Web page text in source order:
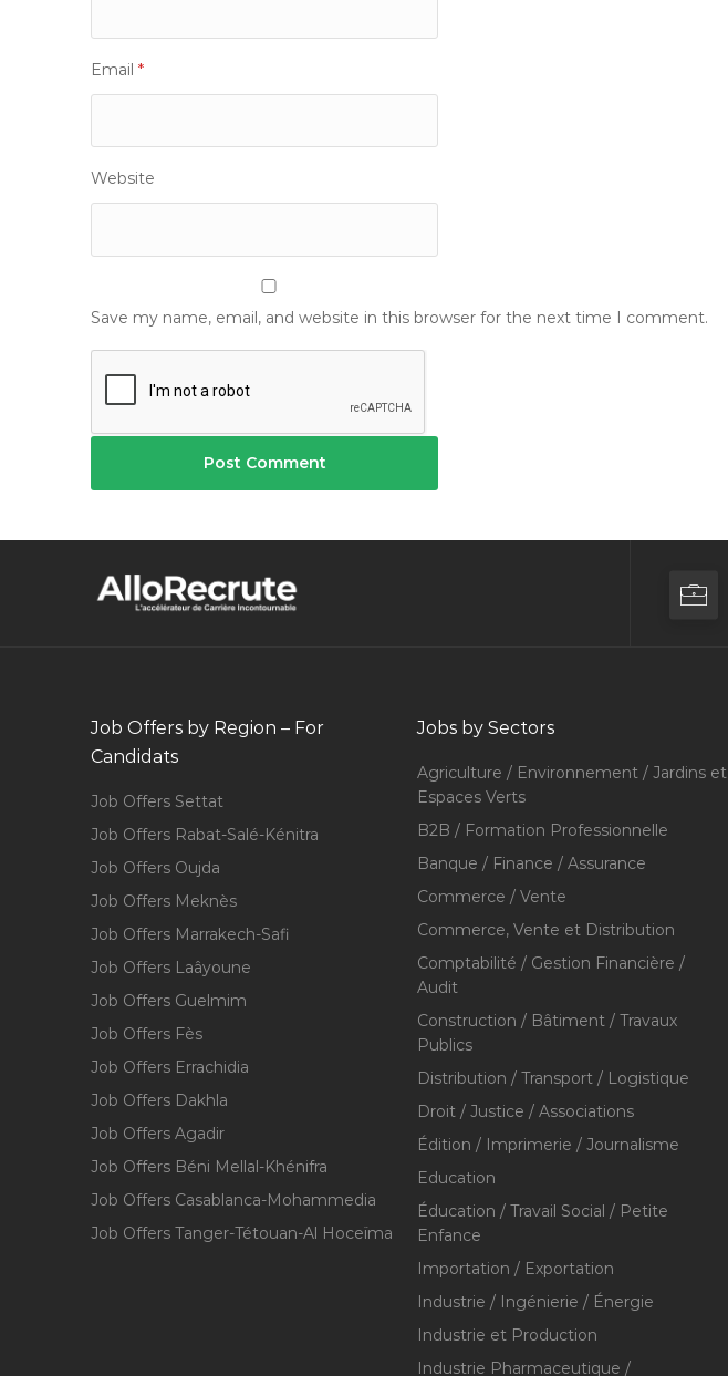
Email *
Website
Save my name, email, and website in this browser for the next time I comment.
Job Offers by Region – For
Candidats
Job Offers Settat
Job Offers Rabat-Salé-Kénitra
Job Offers Oujda
Job Offers Meknès
Job Offers Marrakech-Safi
Job Offers Laâyoune
Job Offers Guelmim
Job Offers Fès
Job Offers Errachidia
Job Offers Dakhla
Job Offers Agadir
Job Offers Béni Mellal-Khénifra
Job Offers Casablanca-Mohammedia
Job Offers Tanger-Tétouan-Al Hoceïma
Jobs by Sectors
Agriculture / Environnement / Jardins et
Espaces Verts
B2B / Formation Professionnelle
Banque / Finance / Assurance
Commerce / Vente
Commerce, Vente et Distribution
Comptabilité / Gestion Financière /
Audit
Construction / Bâtiment / Travaux
Publics
Distribution / Transport / Logistique
Droit / Justice / Associations
Édition / Imprimerie / Journalisme
Education
Éducation / Travail Social / Petite
Enfance
Importation / Exportation
Industrie / Ingénierie / Énergie
Industrie et Production
Industrie Pharmaceutique /